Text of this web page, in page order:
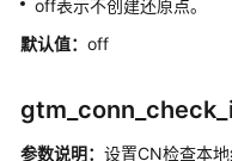
教
程
调
优
off表示不创建还原点。
默认值： off
参数说明： 设置CN检查本地